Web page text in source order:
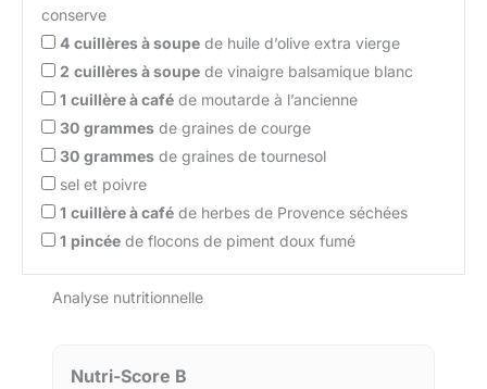
conserve
4 cuillères à soupe de huile d’olive extra vierge
2 cuillères à soupe de vinaigre balsamique blanc
1 cuillère à café de moutarde à l’ancienne
30 grammes de graines de courge
30 grammes de graines de tournesol
sel et poivre
1 cuillère à café de herbes de Provence séchées
1 pincée de flocons de piment doux fumé
Analyse nutritionnelle
Nutri-Score B